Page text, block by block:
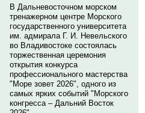
В Дальневосточном морском
тренажерном центре Морского
государственного университета
им. адмирала Г. И. Невельского
во Владивостоке состоялась
торжественная церемония
открытия конкурса
профессионального мастерства
"Море зовет 2026", одного из
самых ярких событий "Морского
конгресса – Дальний Восток